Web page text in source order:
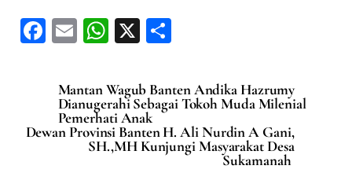
F
c
e
b
E
ai
l
W
at
s
A
p
X
ar
e
Mantan Wagub Banten Andika Hazrumy
Dianugerahi Sebagai Tokoh Muda Milenial
Pemerhati Anak
Dewan Provinsi Banten H. Ali Nurdin A Gani,
SH.,MH Kunjungi Masyarakat Desa
Sukamanah